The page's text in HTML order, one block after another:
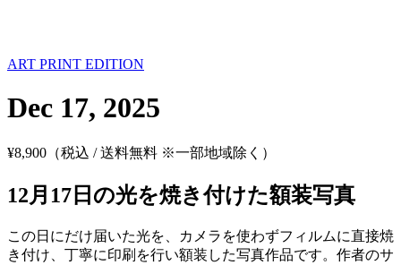
ART PRINT EDITION
Dec 17, 2025
¥8,900 （税込 / 送料無料 ※一部地域除く）
12月17日の光を焼き付けた額装写真
この日にだけ届いた光を、カメラを使わずフィルムに直接焼
き付け、丁寧に印刷を行い額装した写真作品です。作者のサ